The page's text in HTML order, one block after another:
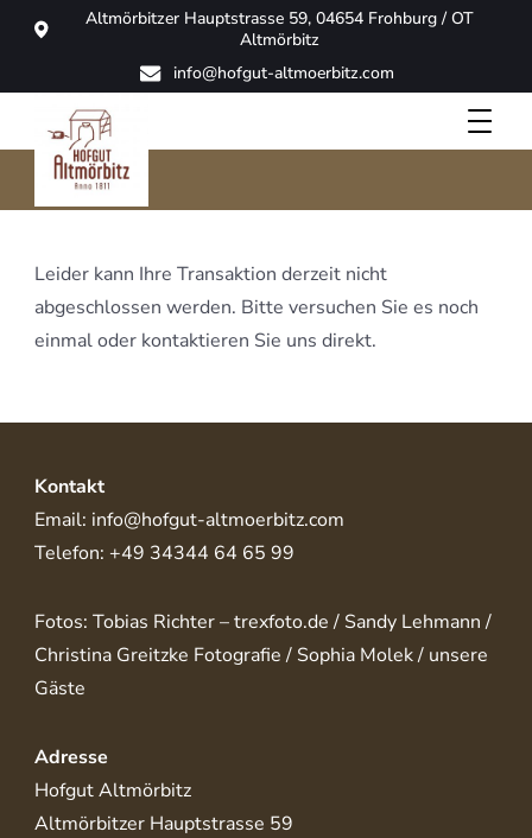
Altmörbitzer Hauptstrasse 59, 04654 Frohburg / OT
Altmörbitz
info@hofgut-altmoerbitz.com
Hofgut Altmörbitz
Transaktion fehlgeschlagen
Leider kann Ihre Transaktion derzeit nicht
abgeschlossen werden. Bitte versuchen Sie es noch
einmal oder kontaktieren Sie uns direkt.
Kontakt
Email: info@hofgut-altmoerbitz.com
Telefon: +49 34344 64 65 99
Fotos: Tobias Richter – trexfoto.de / Sandy Lehmann /
Christina Greitzke Fotografie / Sophia Molek / unsere
Gäste
Adresse
Hofgut Altmörbitz
Altmörbitzer Hauptstrasse 59